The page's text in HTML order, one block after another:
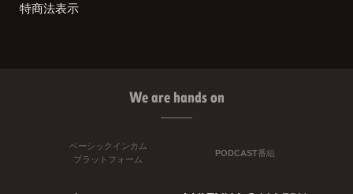
特商法表示
We are hands on
ベーシックインカム
プラットフォーム
PODCAST番組